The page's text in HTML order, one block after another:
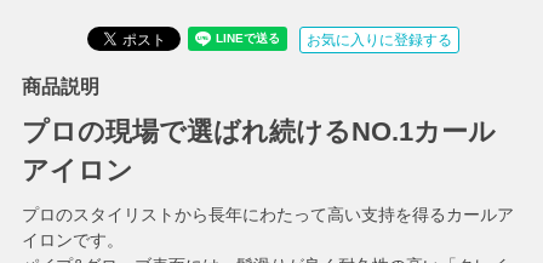
お気に入りに登録する
商品説明
プロの現場で選ばれ続けるNO.1カール
アイロン
プロのスタイリストから長年にわたって高い支持を得るカールア
イロンです。